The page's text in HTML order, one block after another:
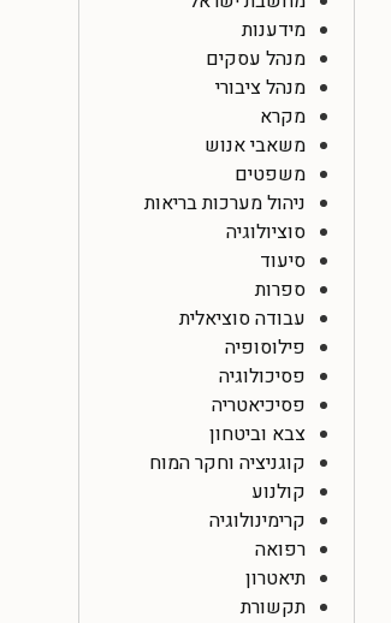
מידענות
מנהל עסקים
מנהל ציבורי
מקרא
משאבי אנוש
משפטים
ניהול מערכות בריאות
סוציולוגיה
סיעוד
ספרות
עבודה סוציאלית
פילוסופיה
פסיכולוגיה
פסיכיאטריה
צבא וביטחון
קוגניציה וחקר המוח
קולנוע
קרימינולוגיה
רפואה
תיאטרון
תקשורת